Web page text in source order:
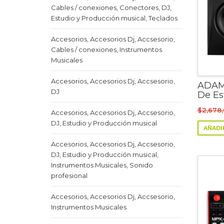
Cables / conexiones, Conectores, DJ,
Estudio y Producción musical, Teclados
Accesorios, Accesorios Dj, Accsesorio,
Cables / conexiones, Instrumentos
Musicales
Accesorios, Accesorios Dj, Accsesorio,
DJ
Accesorios, Accesorios Dj, Accsesorio,
DJ, Estudio y Producción musical
Accesorios, Accesorios Dj, Accsesorio,
DJ, Estudio y Producción musical,
Instrumentos Musicales, Sonido
profesional
Accesorios, Accesorios Dj, Accsesorio,
Instrumentos Musicales
De
$